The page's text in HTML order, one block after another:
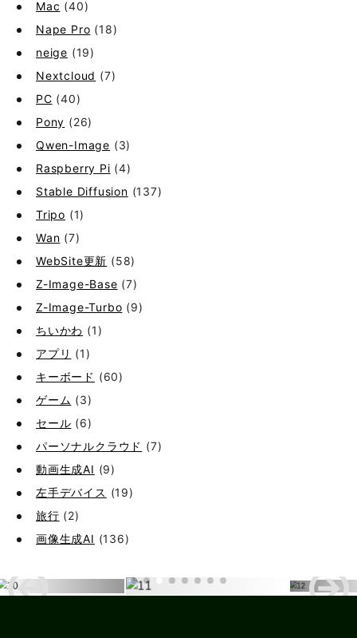
Mac (40)
Nape Pro (18)
neige (19)
Nextcloud (7)
PC (40)
Pony (26)
Qwen-Image (3)
Raspberry Pi (4)
Stable Diffusion (137)
Tripo (1)
Wan (7)
WebSite更新 (58)
Z-Image-Base (7)
Z-Image-Turbo (9)
ちいかわ (1)
アプリ (1)
キーボード (60)
ゲーム (3)
セール (6)
パーソナルクラウド (7)
動画生成AI (9)
左手デバイス (19)
旅行 (2)
画像生成AI (136)